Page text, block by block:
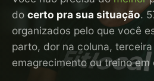
do certo pra sua situação.
organizados pelo que você
parto, dor na coluna,
emagrecimento ou treino em